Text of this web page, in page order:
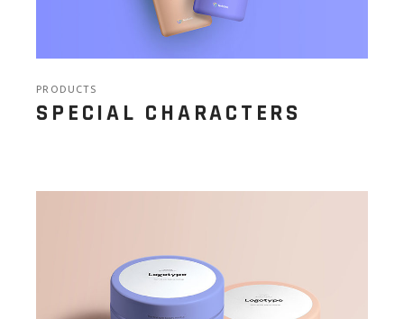
PRODUCTS
SPECIAL CHARACTERS